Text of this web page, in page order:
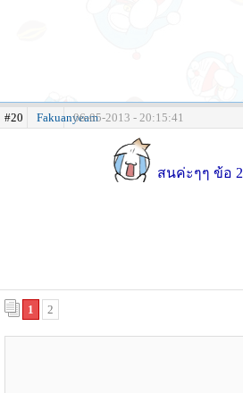
#20 Fakuanyeam06-05-2013 - 20:15:41
สนค่ะๆๆ ข้อ 2
1 2